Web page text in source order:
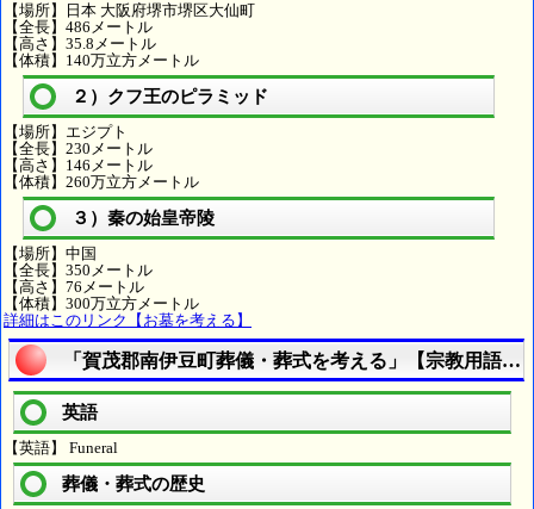
【場所】日本 大阪府堺市堺区大仙町
【全長】486メートル
【高さ】35.8メートル
【体積】140万立方メートル
２）クフ王のピラミッド
【場所】エジプト
【全長】230メートル
【高さ】146メートル
【体積】260万立方メートル
３）秦の始皇帝陵
【場所】中国
【全長】350メートル
【高さ】76メートル
【体積】300万立方メートル
詳細はこのリンク【お墓を考える】
「賀茂郡南伊豆町葬儀・葬式を考える」【宗教用語を
英語
【英語】 Funeral
葬儀・葬式の歴史